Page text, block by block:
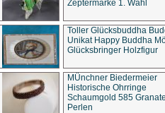
Zeptermarke 1. Wahl
Toller Glücksbuddha
Unikat Happy Buddha
Glücksbringer Holzfigur
MÜnchner Biedermeier
Historische Ohrringe
Schaumgold 585
Perlen